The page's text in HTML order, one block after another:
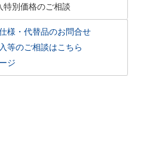
特別価格のご相談
様・代替品のお問合せ
等のご相談はこちら
ジ